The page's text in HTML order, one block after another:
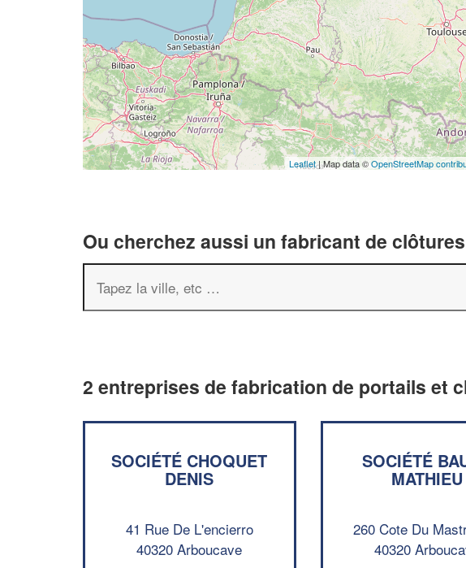
Leaflet| Map data ©OpenStreetMap
Ou cherchez aussi un fabricant de
2 entreprises de fabrication de portails et
SOCIÉTÉ CHOQUET
DENIS
41 Rue De L'encierro
40320 Arboucave
SOCIÉTÉ
MATHIEU
260 Cote Du
40320